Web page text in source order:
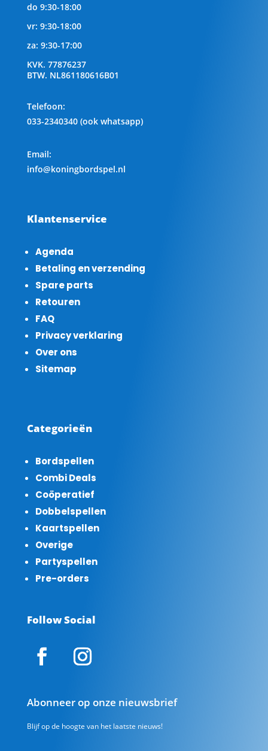
do 9:30-18:00
vr: 9:30-18:00
za: 9:30-17:00
KVK. 77876237
BTW. NL861180616B01
Telefoon:
033-2340340 (ook whatsapp)
Email:
info@koningbordspel.nl
Klantenservice
Agenda
Betaling en verzending
Spare parts
Retouren
FAQ
Privacy verklaring
Over ons
Sitemap
Categorieën
Bordspellen
Combi Deals
Coöperatief
Dobbelspellen
Kaartspellen
Overige
Partyspellen
Pre-orders
Follow Social
Abonneer op onze nieuwsbrief
Blijf op de hoogte van het laatste nieuws!